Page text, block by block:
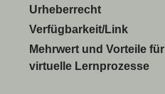
Urheberrecht
Verfügbarkeit/Link
Mehrwert und Vorteile für
virtuelle Lernprozesse